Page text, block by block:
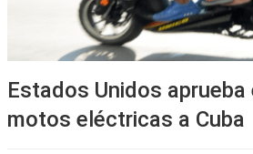
Estados Unidos
motos eléctricas a Cuba